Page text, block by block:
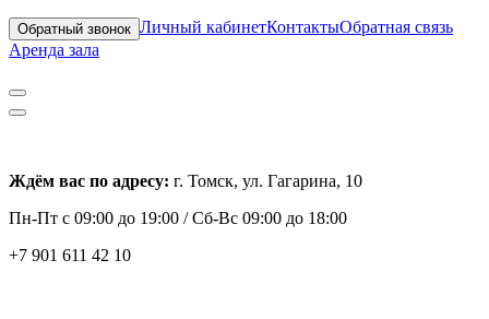
Обратный звонок Личный кабинетКонтактыОбратная связь
Аренда зала
Ждём вас по адресу: г. Томск, ул. Гагарина, 10
Пн-Пт с 09:00 до 19:00 /Сб-Вс 09:00 до 18:00
+7 901 611 42 10